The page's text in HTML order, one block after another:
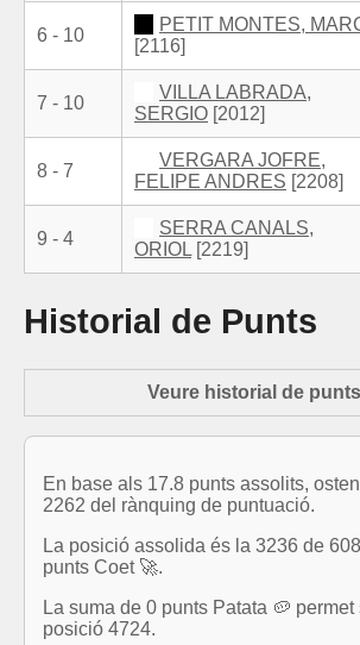
6 - 10
PETIT MONTES,
[2116]
7 - 10
VILLA LABRADA,
SERGIO [2012]
8 - 7
VERGARA JOFRE,
FELIPE ANDRES [2208]
9 - 4
SERRA CANALS,
ORIOL [2219]
Historial de Punts
Veure historial de punts
En base als 17.8 punts assolits,
2262 del rànquing de puntuació.
La posició assolida és la 3236 de
punts Coet 🚀.
La suma de 0 punts Patata 🥔
posició 4724.